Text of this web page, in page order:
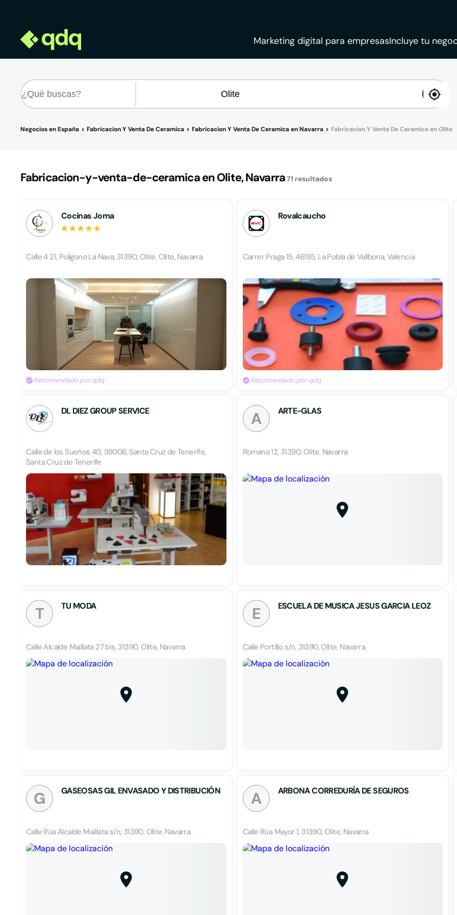
Marketing digital para empresasIncluye tu
Negocios en España Fabricacion Y Venta De Ceramica Fabricacion Y Venta De Ceramica en Navarra Fabricacion Y Venta De Ceramica en Olite
Fabricacion-y-venta-de-ceramica en Olite, Navarra71 resultados
Cocinas Joma
Calle 4 21, Polígono La Nava, 31390, Olite, Olite, Navarra
Recomendado por qdq
Rovalcaucho
Carrer Praga 15, 46185, La Pobla de Vallbona, Valencia
Recomendado por qdq
DL DIEZ GROUP SERVICE
Calle de los Sueños 40, 38006, Santa Cruz de Tenerife,
Santa Cruz de Tenerife
A ARTE-GLAS
Romana 12, 31390, Olite, Navarra
T TU MODA
Calle Alcalde Maillata 27 bis, 31390, Olite, Navarra
E ESCUELA DE MUSICA JESUS GARCIA LEOZ
Calle Portillo s/n, 31390, Olite, Navarra
G GASEOSAS GIL ENVASADO Y DISTRIBUCIÓN
Calle Rúa Alcalde Maillata s/n, 31390, Olite, Navarra
A ARBONA CORREDURÍA DE SEGUROS
Calle Rúa Mayor 1, 31390, Olite, Navarra